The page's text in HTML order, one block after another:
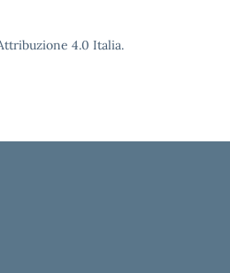
4.0 Italia.